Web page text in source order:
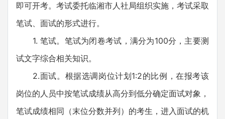
即可开考。考试委托临湘市人社局组织实施，考试采取
笔试、面试的形式进行。
1. 笔试。笔试为闭卷考试，满分为100分，主要测
试文字综合相关知识。
2.面试。根据选调岗位计划1:2的比例，在报考该
岗位的人员中按笔试成绩从高分到低分确定面试对象，
笔试成绩相同（末位分数并列）的考生，进入面试的机